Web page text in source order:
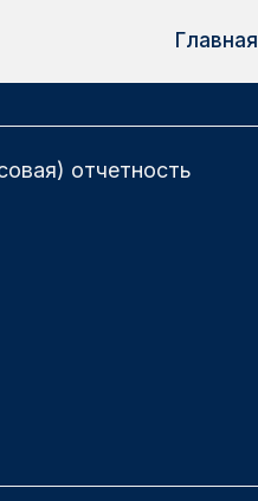
Главная
отчетность